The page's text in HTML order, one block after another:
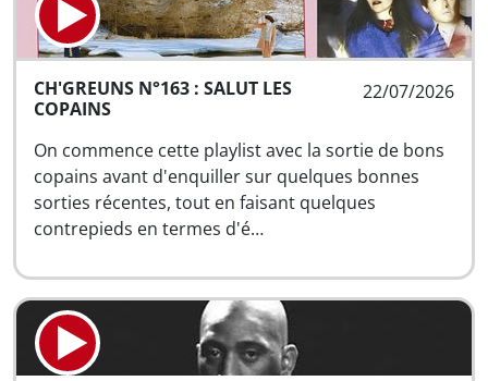
22/07/2026
CH'GREUNS N°163 : SALUT LES
COPAINS
On commence cette playlist avec la sortie de bons
copains avant d'enquiller sur quelques bonnes
sorties récentes, tout en faisant quelques
contrepieds en termes d'é…